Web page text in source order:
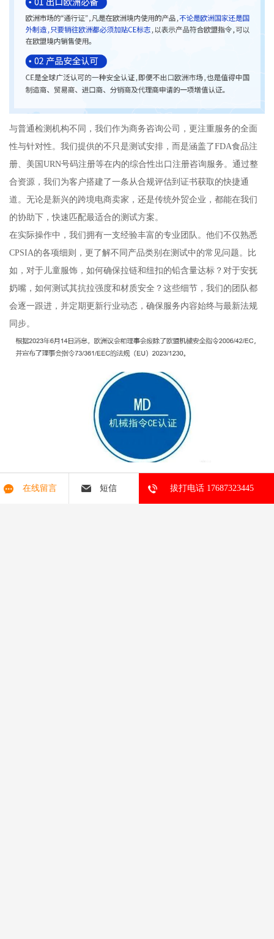
与普通检测机构不同，我们作为商务咨询公司，更注重服务的全面
性与针对性。我们提供的不只是测试安排，而是涵盖了FDA食品注
册、美国URN号码注册等在内的综合性出口注册咨询服务。通过整
合资源，我们为客户搭建了一条从合规评估到证书获取的快捷通
道。无论是新兴的跨境电商卖家，还是传统外贸企业，都能在我们
的协助下，快速匹配最适合的测试方案。
在实际操作中，我们拥有一支经验丰富的专业团队。他们不仅熟悉
CPSIA的各项细则，更了解不同产品类别在测试中的常见问题。比
如，对于儿童服饰，如何确保拉链和纽扣的铅含量达标？对于安抚
奶嘴，如何测试其抗拉强度和材质安全？这些细节，我们的团队都
会逐一跟进，并定期更新行业动态，确保服务内容始终与最新法规
同步。
在线留言 短信 拔打电话 17687323445